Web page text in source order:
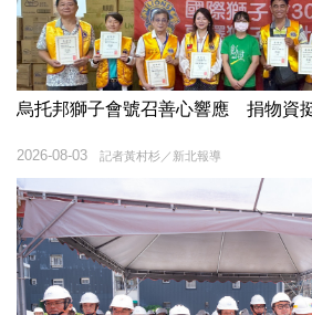
烏托邦獅子會號召善心響應 捐物資
記者黃村杉／新北報導
2026-08-03